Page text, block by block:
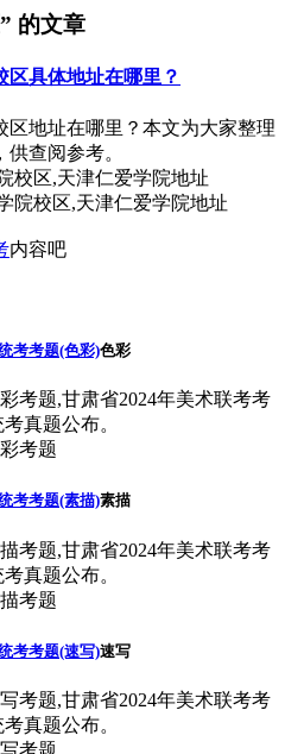
的文章
区具体地址在哪里？
区地址在哪里？本文为大家整理
查阅参考。
院校区,天津仁爱学院地址
内容吧
考考题(色彩)色彩
考题,甘肃省2024年美术联考考
真题公布。
考考题(素描)素描
考题,甘肃省2024年美术联考考
真题公布。
考考题(速写)速写
考题,甘肃省2024年美术联考考
真题公布。